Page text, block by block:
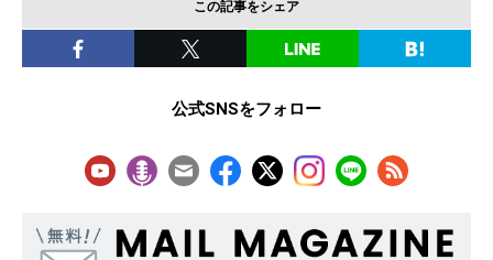
この記事をシェア
公式SNSをフォロー